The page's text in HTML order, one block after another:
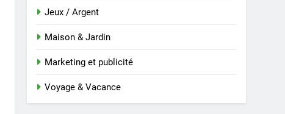
Jeux / Argent
Maison & Jardin
Marketing et publicité
Voyage & Vacance